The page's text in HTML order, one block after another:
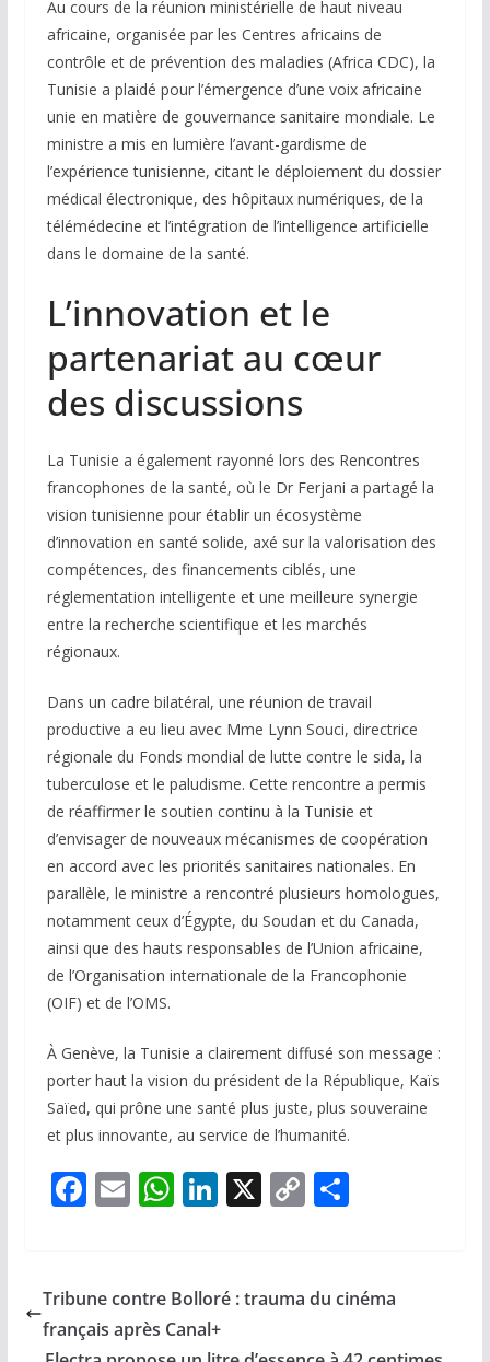
Au cours de la réunion ministérielle de haut niveau
africaine, organisée par les Centres africains de
contrôle et de prévention des maladies (Africa CDC), la
Tunisie a plaidé pour l’émergence d’une voix africaine
unie en matière de gouvernance sanitaire mondiale. Le
ministre a mis en lumière l’avant-gardisme de
l’expérience tunisienne, citant le déploiement du dossier
médical électronique, des hôpitaux numériques, de la
télémédecine et l’intégration de l’intelligence artificielle
dans le domaine de la santé.
L’innovation et le
partenariat au cœur
des discussions
La Tunisie a également rayonné lors des Rencontres
francophones de la santé, où le Dr Ferjani a partagé la
vision tunisienne pour établir un écosystème
d’innovation en santé solide, axé sur la valorisation des
compétences, des financements ciblés, une
réglementation intelligente et une meilleure synergie
entre la recherche scientifique et les marchés
régionaux.
Dans un cadre bilatéral, une réunion de travail
productive a eu lieu avec Mme Lynn Souci, directrice
régionale du Fonds mondial de lutte contre le sida, la
tuberculose et le paludisme. Cette rencontre a permis
de réaffirmer le soutien continu à la Tunisie et
d’envisager de nouveaux mécanismes de coopération
en accord avec les priorités sanitaires nationales. En
parallèle, le ministre a rencontré plusieurs homologues,
notamment ceux d’Égypte, du Soudan et du Canada,
ainsi que des hauts responsables de l’Union africaine,
de l’Organisation internationale de la Francophonie
(OIF) et de l’OMS.
À Genève, la Tunisie a clairement diffusé son message :
porter haut la vision du président de la République, Kaïs
Saïed, qui prône une santé plus juste, plus souveraine
et plus innovante, au service de l’humanité.
F
b
o
E
l
W
s
A
Li
e
dI
X C
y
P
g
Tribune contre Bolloré : trauma du cinéma
français après Canal+